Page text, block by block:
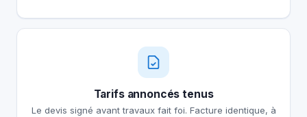
Tarifs annoncés tenus
Le devis signé avant travaux fait foi. Facture identique, à